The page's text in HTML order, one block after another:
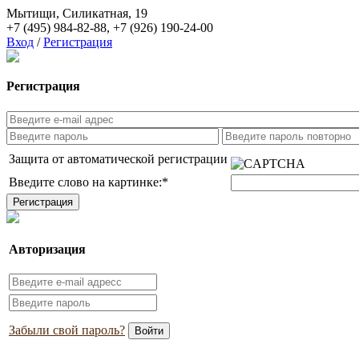
Мытищи, Силикатная, 19
+7 (495) 984-82-88, +7 (926) 190-24-00
Вход / Регистрация
Регистрация
Защита от автоматической регистрации
Введите слово на картинке:*
Авторизация
Забыли свой пароль?